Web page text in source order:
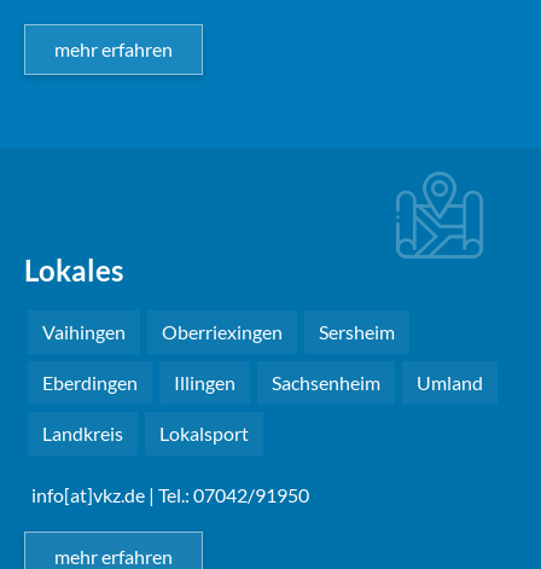
mehr erfahren
Lokales
Vaihingen Oberriexingen Sersheim
Eberdingen Illingen Sachsenheim Umland
Landkreis Lokalsport
info[at]vkz.de | Tel.: 07042/91950
mehr erfahren